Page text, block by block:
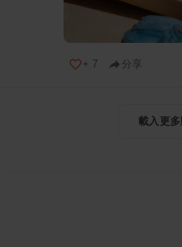
+ 7 分享
載入更